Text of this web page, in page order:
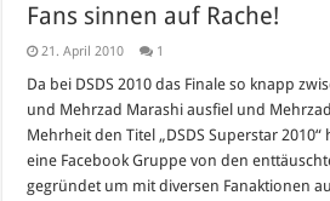
Fans sinnen auf Rache!
21. April 2010 1
Da bei DSDS 2010 das Finale so knapp
und Mehrzad Marashi ausfiel und
Mehrheit den Titel „DSDS Superstar
eine Facebook Gruppe von den
gegründet um mit diversen Fanaktionen